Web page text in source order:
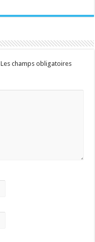
Les champs obligatoires